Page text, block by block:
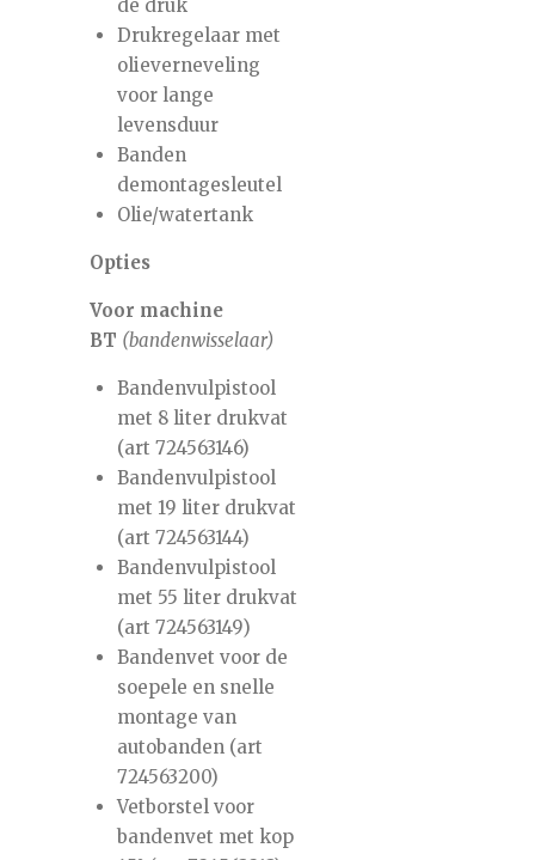
de druk
Drukregelaar met
olieverneveling
voor lange
levensduur
Banden
demontagesleutel
Olie/watertank
Opties
Voor machine
BT (bandenwisselaar)
Bandenvulpistool
met 8 liter drukvat
(art 724563146)
Bandenvulpistool
met 19 liter drukvat
(art 724563144)
Bandenvulpistool
met 55 liter drukvat
(art 724563149)
Bandenvet voor de
soepele en snelle
montage van
autobanden (art
724563200)
Vetborstel voor
bandenvet met kop